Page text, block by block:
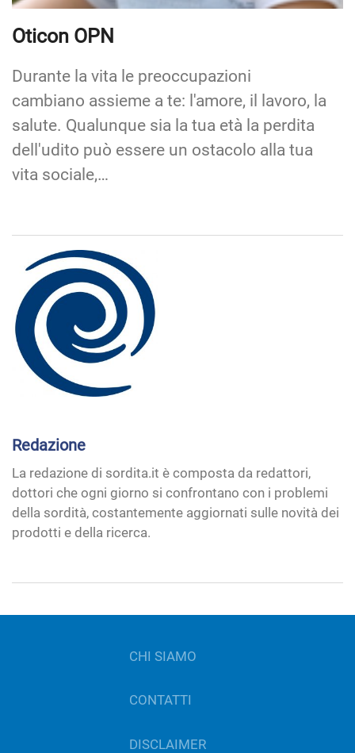
Oticon OPN
Durante la vita le preoccupazioni
cambiano assieme a te: l'amore, il lavoro, la
salute. Qualunque sia la tua età la perdita
dell'udito può essere un ostacolo alla tua
vita sociale,…
Redazione
La redazione di sordita.it è composta da redattori,
dottori che ogni giorno si confrontano con i problemi
della sordità, costantemente aggiornati sulle novità dei
prodotti e della ricerca.
CHI SIAMO
CONTATTI
DISCLAIMER